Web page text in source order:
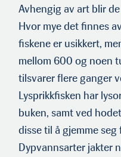
Avhengig av art blir
Hvor mye det finnes
fiskene er usikkert,
mellom 600 og noen
tilsvarer flere ganger
Lysprikkfis­ken har
buken, samt ved
disse til å gjemme
Dypvannsarter jakter